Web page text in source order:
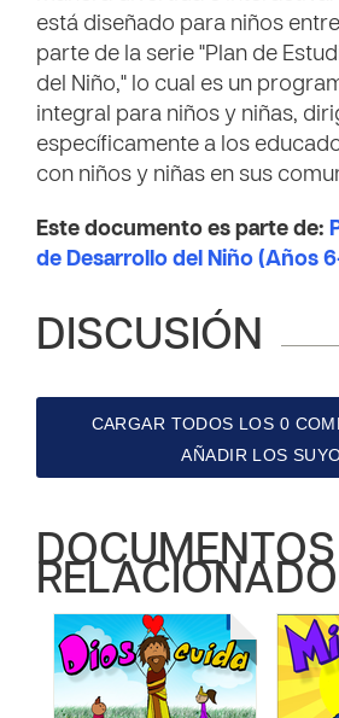
está diseñado para niños
parte de la serie "Plan de
del Niño," lo cual es un
integral para niños y niñas,
específicamente a los
con niños y niñas en sus
Este documento es parte de:
de Desarrollo del Niño (Años
DISCUSIÓN
CARGAR TODOS LOS 0
AÑADIR LOS
DOCUMENTOS